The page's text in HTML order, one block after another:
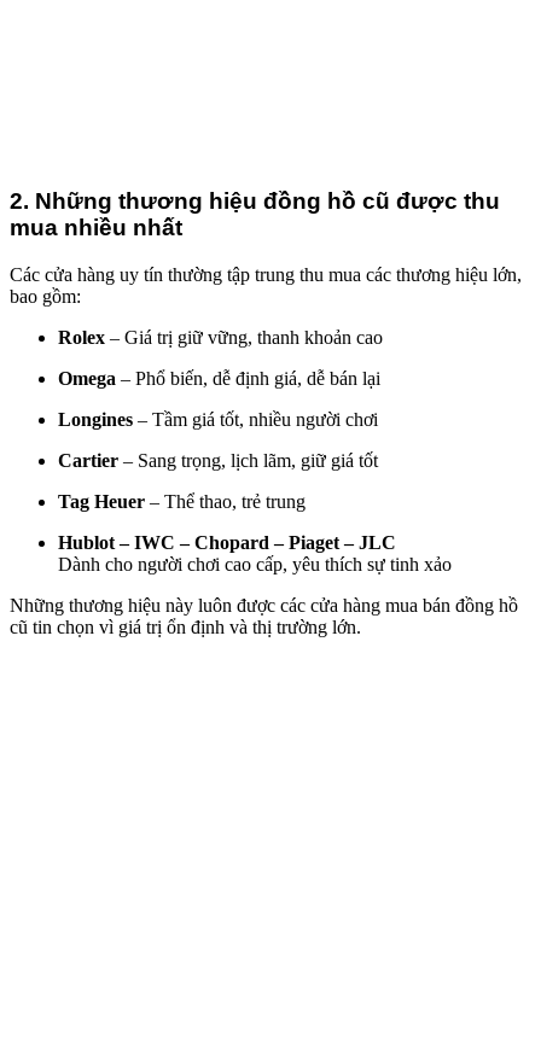
2. Những thương hiệu đồng hồ cũ được thu
mua nhiều nhất
Các cửa hàng uy tín thường tập trung thu mua các thương hiệu lớn,
bao gồm:
Rolex – Giá trị giữ vững, thanh khoản cao
Omega – Phổ biến, dễ định giá, dễ bán lại
Longines – Tầm giá tốt, nhiều người chơi
Cartier – Sang trọng, lịch lãm, giữ giá tốt
Tag Heuer – Thể thao, trẻ trung
Hublot – IWC – Chopard – Piaget – JLC
Dành cho người chơi cao cấp, yêu thích sự tinh xảo
Những thương hiệu này luôn được các cửa hàng mua bán đồng hồ
cũ tin chọn vì giá trị ổn định và thị trường lớn.